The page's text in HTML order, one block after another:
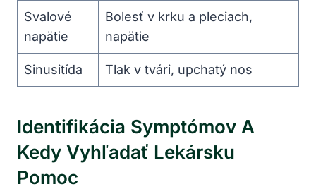
Svalové
napätie
Bolesť v krku a pleciach,
napätie
Sinusitída Tlak v tvári, upchatý nos
Identifikácia Symptómov A
Kedy Vyhľadať Lekársku
Pomoc